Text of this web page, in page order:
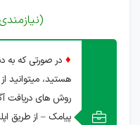
♦ در صورتی که به
هستید، میتوانید
روش های دریافت
پیامک – از طریق